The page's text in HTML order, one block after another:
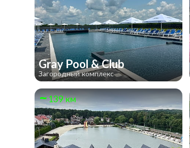
Gray Pool & Club
Загородный комплекс
139 км